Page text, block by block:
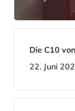
Die C10
22. Juni